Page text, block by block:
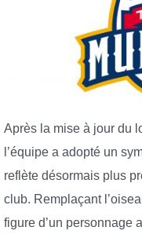
Après la mise à jour du
l’équipe a adopté un
reflète désormais plus
club. Remplaçant
figure d’un personnage